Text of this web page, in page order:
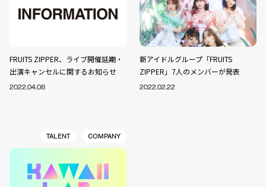
FRUITS ZIPPER、ライブ開催延期・
出演キャンセルに関するお知らせ
2022.04.08
新アイドルグループ「FRUITS
ZIPPER」7人のメンバーが発表
2022.02.22
TALENT COMPANY